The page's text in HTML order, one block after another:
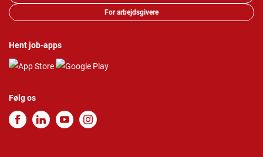
For arbejdsgivere
Hent job-apps
Følg os